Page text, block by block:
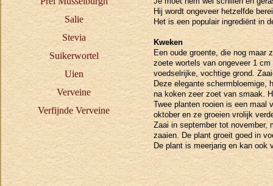
Hij wordt ongeveer hetzelfde
Het is een populair ingrediënt in
Kweken
Een oude groente, die nog maar
zoete wortels van ongeveer 1
voedselrijke, vochtige grond.
Deze elegante schermbloemige,
na koken zeer zoet van smaak.
Twee planten rooien is een maal
oktober en ze groeien vrolijk
Zaai in september tot november,
zaaien. De plant groeit goed in
De plant is meerjarig en kan ook
Salie
Stevia
Suikerwortel
Uien
Verveine
Verfijnde Verveine